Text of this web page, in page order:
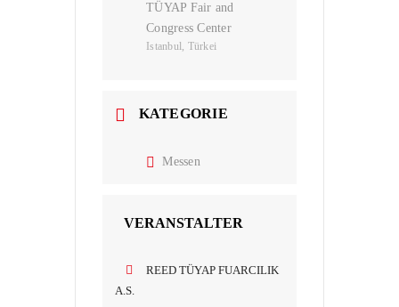
TÜYAP Fair and
Congress Center
Istanbul, Türkei
KATEGORIE
Messen
VERANSTALTER
REED TÜYAP FUARCILIK
A.S.